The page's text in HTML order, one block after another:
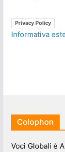
Privacy Policy
Informativa
Colophon
Voci Globali è